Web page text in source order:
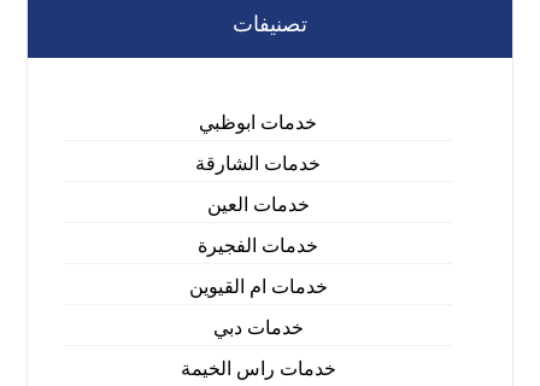
تصنيفات
خدمات ابوظبي
خدمات الشارقة
خدمات العين
خدمات الفجيرة
خدمات ام القيوين
خدمات دبي
خدمات راس الخيمة